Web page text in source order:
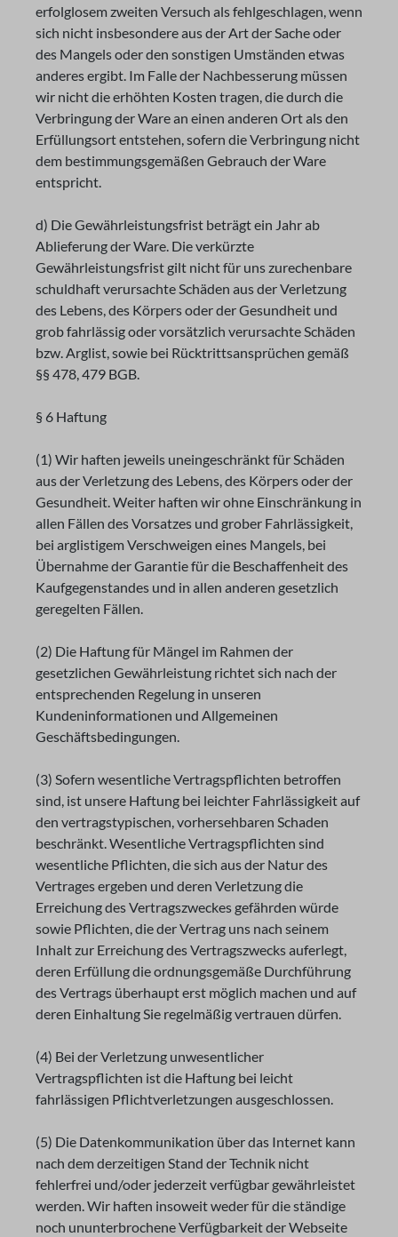
erfolglosem zweiten Versuch als fehlgeschlagen, wenn
sich nicht insbesondere aus der Art der Sache oder
des Mangels oder den sonstigen Umständen etwas
anderes ergibt. Im Falle der Nachbesserung müssen
wir nicht die erhöhten Kosten tragen, die durch die
Verbringung der Ware an einen anderen Ort als den
Erfüllungsort entstehen, sofern die Verbringung nicht
dem bestimmungsgemäßen Gebrauch der Ware
entspricht.
d) Die Gewährleistungsfrist beträgt ein Jahr ab
Ablieferung der Ware. Die verkürzte
Gewährleistungsfrist gilt nicht für uns zurechenbare
schuldhaft verursachte Schäden aus der Verletzung
des Lebens, des Körpers oder der Gesundheit und
grob fahrlässig oder vorsätzlich verursachte Schäden
bzw. Arglist, sowie bei Rücktrittsansprüchen gemäß
§§ 478, 479 BGB.
§ 6 Haftung
(1) Wir haften jeweils uneingeschränkt für Schäden
aus der Verletzung des Lebens, des Körpers oder der
Gesundheit. Weiter haften wir ohne Einschränkung in
allen Fällen des Vorsatzes und grober Fahrlässigkeit,
bei arglistigem Verschweigen eines Mangels, bei
Übernahme der Garantie für die Beschaffenheit des
Kaufgegenstandes und in allen anderen gesetzlich
geregelten Fällen.
(2) Die Haftung für Mängel im Rahmen der
gesetzlichen Gewährleistung richtet sich nach der
entsprechenden Regelung in unseren
Kundeninformationen und Allgemeinen
Geschäftsbedingungen.
(3) Sofern wesentliche Vertragspflichten betroffen
sind, ist unsere Haftung bei leichter Fahrlässigkeit auf
den vertragstypischen, vorhersehbaren Schaden
beschränkt. Wesentliche Vertragspflichten sind
wesentliche Pflichten, die sich aus der Natur des
Vertrages ergeben und deren Verletzung die
Erreichung des Vertragszweckes gefährden würde
sowie Pflichten, die der Vertrag uns nach seinem
Inhalt zur Erreichung des Vertragszwecks auferlegt,
deren Erfüllung die ordnungsgemäße Durchführung
des Vertrags überhaupt erst möglich machen und auf
deren Einhaltung Sie regelmäßig vertrauen dürfen.
(4) Bei der Verletzung unwesentlicher
Vertragspflichten ist die Haftung bei leicht
fahrlässigen Pflichtverletzungen ausgeschlossen.
(5) Die Datenkommunikation über das Internet kann
nach dem derzeitigen Stand der Technik nicht
fehlerfrei und/oder jederzeit verfügbar gewährleistet
werden. Wir haften insoweit weder für die ständige
noch ununterbrochene Verfügbarkeit der Webseite